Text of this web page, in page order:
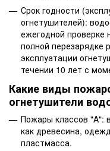
Срок годности
огнетушителей):
ежегодной проверке
полной перезарядке
эксплуатации
течении 10 лет с
Какие виды
огнетушители
Пожары классов "A":
как древесина,
пластмасса.